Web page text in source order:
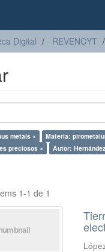
Digital REVENCYT
metals × Materia:
preciosos ×
Autor:
1-1 de 1